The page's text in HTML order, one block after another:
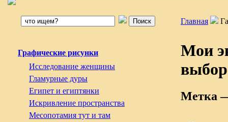
Графические рисунки
Исследование женщины
Гламурные дуры
Египет и египтянки
Искривление пространства
Месопотамия тут и там
Главная
Мои
Метка